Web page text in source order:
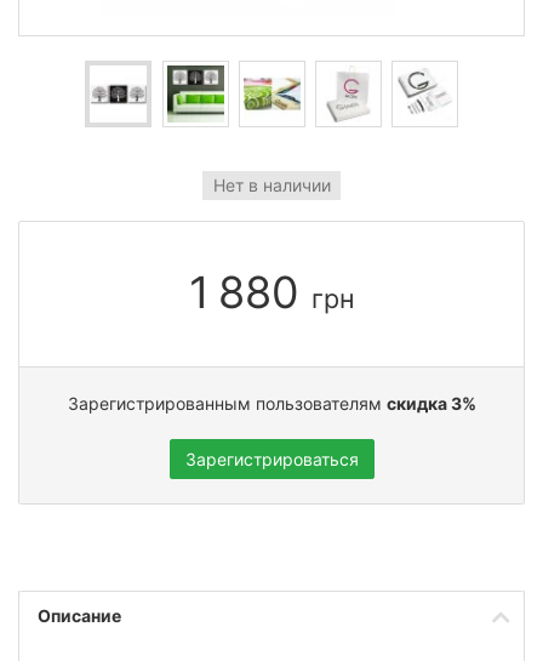
Нет в наличии
1 880 грн
Зарегистрированным пользователям скидка 3%
Зарегистрироваться
Описание